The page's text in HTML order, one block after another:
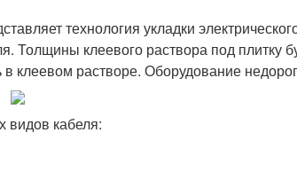
технология укладки
Толщины клеевого раствора под плитку
в клеевом растворе. Оборудование
видов кабеля: